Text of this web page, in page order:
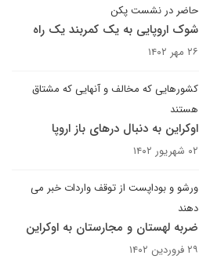
حاضر در نشست پکن
شوک اروپایی به یک کمربند یک راه
۲۶ مهر ۱۴۰۲
کشورهایی که مخالف و آنهایی که مشتاق
هستند
اوکراین به دنبال درهای باز اروپا
۰۲ شهریور ۱۴۰۲
ورشو و بوداپست از توقف واردات خبر می
دهند
ضربه لهستان و مجارستان به اوکراین
۲۹ فروردین ۱۴۰۲